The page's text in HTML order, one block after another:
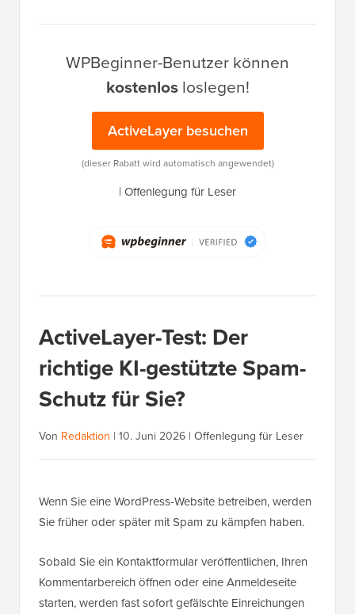
WPBeginner-Benutzer können
kostenlosloslegen!
ActiveLayer besuchen
(dieser Rabatt wird automatisch angewendet)
| Offenlegung für Leser
ActiveLayer-Test: Der
richtige KI-gestützte Spam-
Schutz für Sie?
Von Redaktion | 10. Juni 2026 | Offenlegung für Leser
Wenn Sie eine WordPress-Website betreiben, werden
Sie früher oder später mit Spam zu kämpfen haben.
Sobald Sie ein Kontaktformular veröffentlichen, Ihren
Kommentarbereich öffnen oder eine Anmeldeseite
starten, werden fast sofort gefälschte Einreichungen